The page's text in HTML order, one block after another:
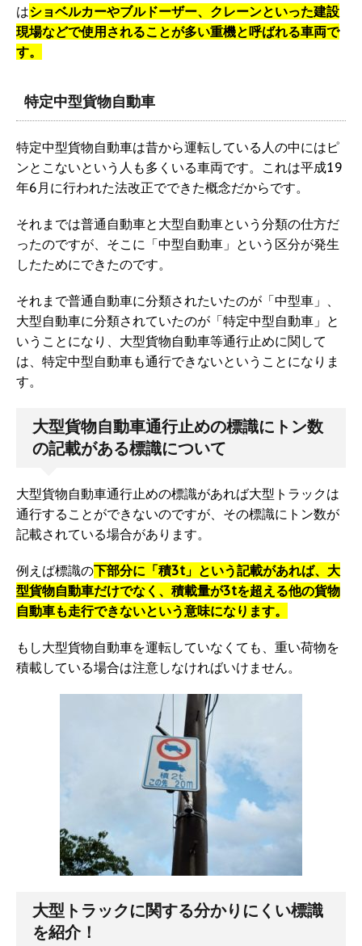
はショベルカーやブルドーザー、クレーンといった建設
現場などで使用されることが多い重機と呼ばれる車両で
す。
特定中型貨物自動車
特定中型貨物自動車は昔から運転している人の中にはピ
ンとこないという人も多くいる車両です。これは平成19
年6月に行われた法改正でできた概念だからです。
それまでは普通自動車と大型自動車という分類の仕方だ
ったのですが、そこに「中型自動車」という区分が発生
したためにできたのです。
それまで普通自動車に分類されたいたのが「中型車」、
大型自動車に分類されていたのが「特定中型自動車」と
いうことになり、大型貨物自動車等通行止めに関して
は、特定中型自動車も通行できないということになりま
す。
大型貨物自動車通行止めの標識にトン数
の記載がある標識について
大型貨物自動車通行止めの標識があれば大型トラックは
通行することができないのですが、その標識にトン数が
記載されている場合があります。
例えば標識の下部分に「積3t」という記載があれば、大
型貨物自動車だけでなく、積載量が3tを超える他の貨物
自動車も走行できないという意味になります。
もし大型貨物自動車を運転していなくても、重い荷物を
積載している場合は注意しなければいけません。
大型トラックに関する分かりにくい標識
を紹介！